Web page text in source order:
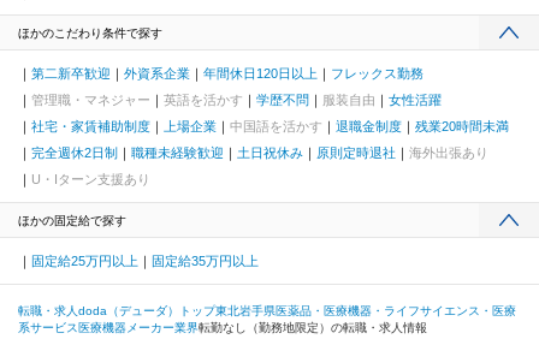
ほかのこだわり条件で探す
第二新卒歓迎 外資系企業 年間休日120日以上
フレックス勤務
管理職・マネジャー
英語を活かす 学歴不問 服装自由
女性活躍
社宅・家賃補助制度
上場企業 中国語を活かす 退職金制度
残業20時間未満
完全週休2日制
職種未経験歓迎 土日祝休み 原則定時退社
海外出張あり
U・Iターン支援あり
ほかの固定給で探す
固定給25万円以上 固定給35万円以上
転職・求人doda（デューダ）トップ東北岩手県医薬品・医療機器・ライフサイエンス・医療
系サービス 医療機器メーカー業界転勤なし（勤務地限定）の転職・求人情報